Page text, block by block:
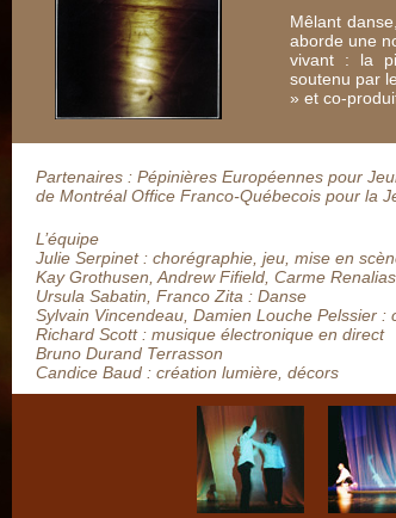
Mêlant
aborde une
vivant : la
soutenu par
» et co-
Partenaires : Pépinières Européennes pour
de Montréal Office Franco-Québecois pour la
L’équipe
Julie Serpinet : chorégraphie, jeu, mise en
Kay Grothusen, Andrew Fifield, Carme
Ursula Sabatin, Franco Zita : Danse
Sylvain Vincendeau, Damien Louche Pelssier :
Richard Scott : musique électronique en direct
Bruno Durand Terrasson
Candice Baud : création lumière, décors